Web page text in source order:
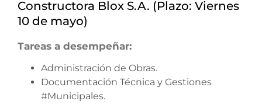
Constructora Blox S.A. (Plazo: Viernes
10 de mayo)
Tareas a desempeñar:
Administración de Obras.
Documentación Técnica y Gestiones
#Municipales.